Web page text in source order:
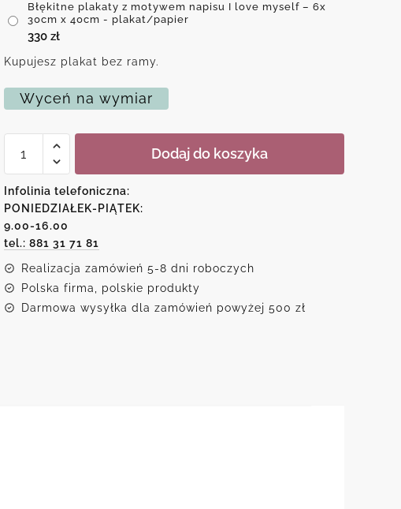
Błękitne plakaty z motywem napisu I love myself – 6x
30cm x 40cm - plakat/papier
330 zł
Kupujesz plakat bez ramy.
Wyceń na wymiar
Błękitne
motywem
napisu
I
love
myself
Dodaj do koszyka
Infolinia telefoniczna:
PONIEDZIAŁEK-PIĄTEK:
9.00-16.00
tel.: 881 31 71 81
Realizacja zamówień 5-8 dni roboczych
Polska firma, polskie produkty
Darmowa wysyłka dla zamówień powyżej 500 zł